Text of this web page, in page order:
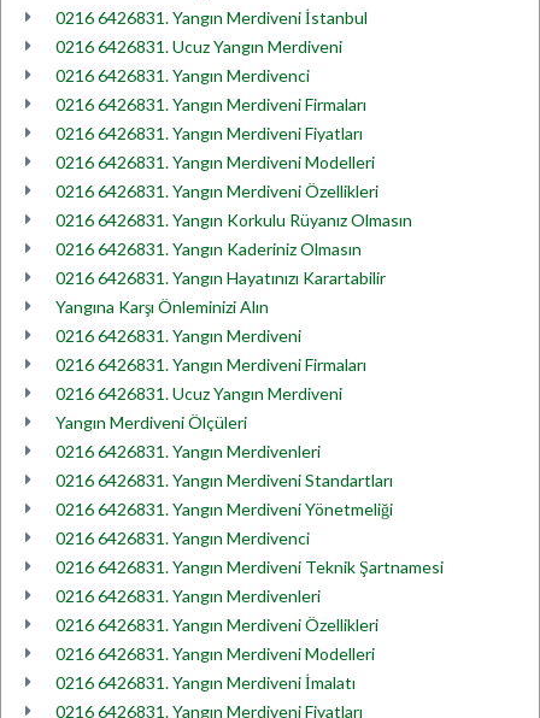
0216 6426831. Yangın Merdiveni İstanbul
0216 6426831. Ucuz Yangın Merdiveni
0216 6426831. Yangın Merdivenci
0216 6426831. Yangın Merdiveni Firmaları
0216 6426831. Yangın Merdiveni Fiyatları
0216 6426831. Yangın Merdiveni Modelleri
0216 6426831. Yangın Merdiveni Özellikleri
0216 6426831. Yangın Korkulu Rüyanız Olmasın
0216 6426831. Yangın Kaderiniz Olmasın
0216 6426831. Yangın Hayatınızı Karartabilir
Yangına Karşı Önleminizi Alın
0216 6426831. Yangın Merdiveni
0216 6426831. Yangın Merdiveni Firmaları
0216 6426831. Ucuz Yangın Merdiveni
Yangın Merdiveni Ölçüleri
0216 6426831. Yangın Merdivenleri
0216 6426831. Yangın Merdiveni Standartları
0216 6426831. Yangın Merdiveni Yönetmeliği
0216 6426831. Yangın Merdivenci
0216 6426831. Yangın Merdiveni Teknik Şartnamesi
0216 6426831. Yangın Merdivenleri
0216 6426831. Yangın Merdiveni Özellikleri
0216 6426831. Yangın Merdiveni Modelleri
0216 6426831. Yangın Merdiveni İmalatı
0216 6426831. Yangın Merdiveni Fiyatları